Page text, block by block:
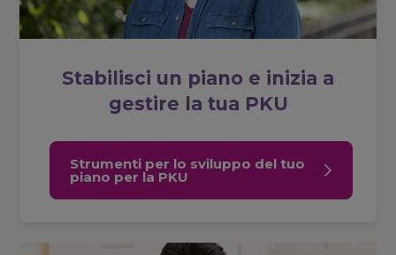
Stabilisci un piano e inizia a
gestire la tua PKU
Strumenti per lo sviluppo del tuo
piano per la PKU